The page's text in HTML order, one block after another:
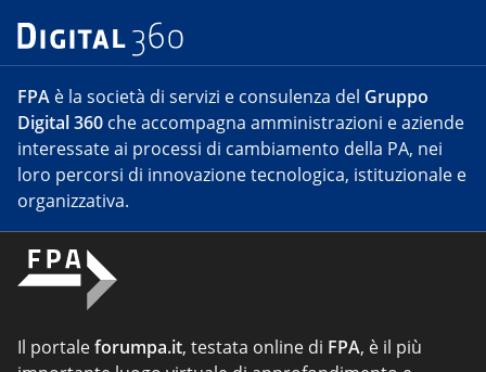
FPA è la società di servizi e consulenza del Gruppo
Digital 360 che accompagna amministrazioni e aziende
interessate ai processi di cambiamento della PA, nei
loro percorsi di innovazione tecnologica, istituzionale e
organizzativa.
Il portaleforumpa.it, testata online di FPA, è il più